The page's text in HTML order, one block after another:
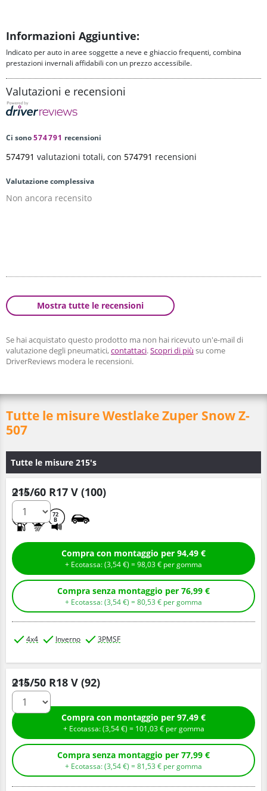
Informazioni Aggiuntive:
Indicato per auto in aree soggette a neve e ghiaccio frequenti, combina
prestazioni invernali affidabili con un prezzo accessibile.
Valutazioni e recensioni
Ci sono574791 recensioni
574791 valutazioni totali, con 574791 recensioni
Valutazione complessiva
Non ancora recensito
Mostra tutte le recensioni
Se hai acquistato questo prodotto ma non hai ricevuto un'e-mail di
valutazione degli pneumatici,contattaci.Scopri di più su come
DriverReviews modera le recensioni.
Tutte le misure Westlake Zuper Snow Z-
507
Tutte le misure 215's
215/60 R17 V (100)
72
B
Q.tà
Compra con montaggio per 94,49 €
+ Ecotassa: (3,54€ ) =98,03€ per gomma
Compra senza montaggio per 76,99 €
+ Ecotassa: (3,54€ ) =80,53 € per gomma
4x4 Inverno 3PMSF
215/50 R18 V (92)
Q.tà
Compra con montaggio per 97,49 €
+ Ecotassa: (3,54€ ) = 101,03€ per gomma
Compra senza montaggio per 77,99 €
+ Ecotassa: (3,54€ ) =81,53 € per gomma